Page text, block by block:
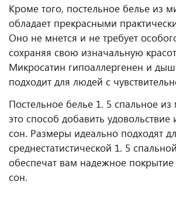
Кроме того, постельное белье из
обладает прекрасными
Оно не мнется и не требует
сохраняя свою изначальную
Микросатин гипоаллергенен и
подходит для людей с
Постельное белье 1. 5 спальное
это способ добавить
сон. Размеры идеально подходят
среднестатистической 1. 5
обеспечат вам надежное
сон.